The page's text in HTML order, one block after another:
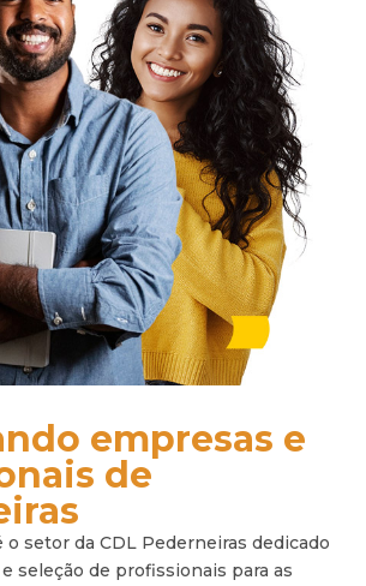
empresas e
de
o setor da CDL Pederneiras dedicado
seleção de profissionais para as